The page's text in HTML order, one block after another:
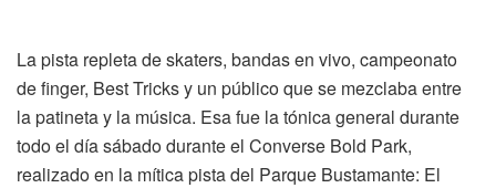
La pista repleta de skaters, bandas en vivo, campeonato
de finger, Best Tricks y un público que se mezclaba entre
la patineta y la música. Esa fue la tónica general durante
todo el día sábado durante el Converse Bold Park,
realizado en la mítica pista del Parque Bustamante: El